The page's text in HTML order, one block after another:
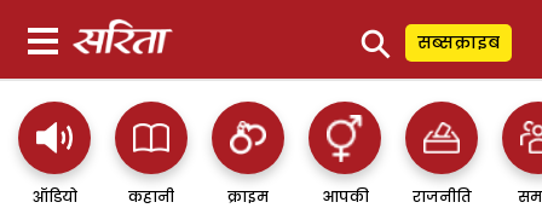
⚲ सब्सक्राइब
ऑडियो कहानी क्राइम
आपकी
राजनीति